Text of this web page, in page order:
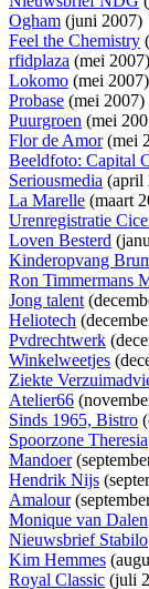
Ogham (juni 2007)
Feel the Chemistry
rfidplaza (mei 2007)
Lokomo (mei 2007)
Probase (mei 2007)
Puurgroen (mei
Flor de Amor(mei
Beeldfoto: Capital
Seriousmedia (april
La Marelle (maart
Urenregistratie
Loven Besterd
Kinderopvang
Ron Timmermans
Jong talent
Heliotech
Pvdrechtwerk
Winkelweetjes
Ziekte
Atelier66
Sinds 1965, Bistro
Spoorzone Theresia
Mandoer
Hendrik Nijs
Amalour
Monique van Dalen
Nieuwsbrief Stabilo
Kim Hemmes
Royal Classic (juli